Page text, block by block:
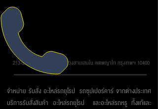
213-215 ถ.วิภาวดี รังสิต แขวงสามเสนใน เขตพญาไท กรุงเทพฯ 10400
จำหน่าย รับสั่ง อะไหล่รถยุโรป รถซุปเปอร์คาร์ จากต่างประเทศ
บริการรับสั่งสินค้า อะไหล่รถยุโรป และอะไหล่รถหรู ทั้งแท้และ